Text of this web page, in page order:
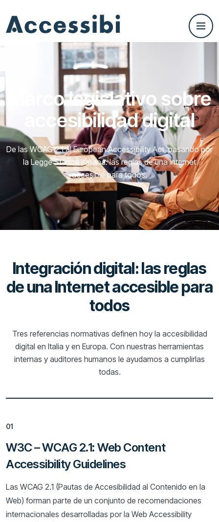
Marco legislativo sobre
accesibilidad digital
De las WCAG 2.1 al European Accessibility Act, pasando por
la Legge Stanca italiana: las reglas de una Internet
accesible para todos.
Integración digital: las reglas
de una Internet accesible para
todos
Tres referencias normativas definen hoy la accesibilidad
digital en Italia y en Europa. Con nuestras herramientas
internas y auditores humanos le ayudamos a cumplirlas
todas.
01
W3C – WCAG 2.1: Web Content
Accessibility Guidelines
Las WCAG 2.1 (Pautas de Accesibilidad al Contenido en la
Web) forman parte de un conjunto de recomendaciones
internacionales desarrolladas por la Web Accessibility